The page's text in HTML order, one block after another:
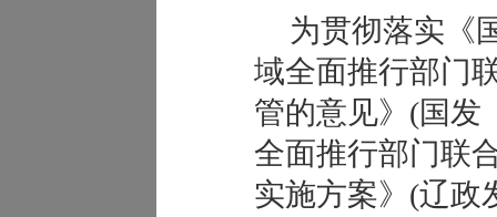
为贯彻落实《
域全面推行部门
管的意见》(国发
全面推行部门联
实施方案》(辽政